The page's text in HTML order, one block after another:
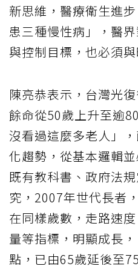
新思維，醫療衛生進
患三種慢性病」，醫
與控制目標，也必須與
陳亮恭表示，台灣光
餘命從50歲上升至逾
沒看過這麼多老人」
化趨勢，從基本邏輯
既有教科書、政府法
究，2007年世代長者
在同樣歲數，走路速
量等指標，明顯成長
點，已由65歲延後至75